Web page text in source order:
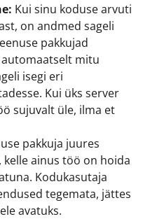
Kui sinu koduse arvuti
on andmed sageli
pakkujad
mitu
isegi eri
Kui üks server
sujuvalt üle, ilma et
pakkuja juures
ainus töö on hoida
Kodukasutaja
tegemata, jättes
avatuks.